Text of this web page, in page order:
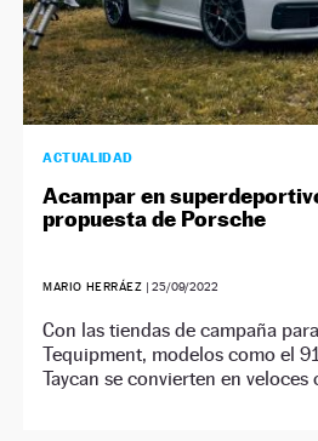
ACTUALIDAD
Acampar en
propuesta de Porsche
MARIO HERRÁEZ | 25/09/2022
Con las tiendas de campaña
Tequipment, modelos como el
Taycan se convierten en veloces